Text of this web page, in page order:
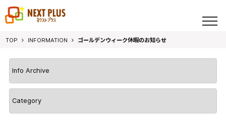
TOP INFORMATION ゴールデンウィーク休暇のお知らせ